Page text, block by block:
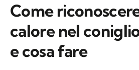
Come
calore nel
e cosa fare